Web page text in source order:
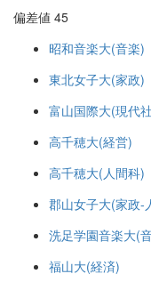
偏差値 45
昭和音楽大(音楽)
東北女子大(家政)
富山国際大(現代
高千穂大(経営)
高千穂大(人間科)
郡山女子大(家政-
洗足学園音楽大(
福山大(経済)